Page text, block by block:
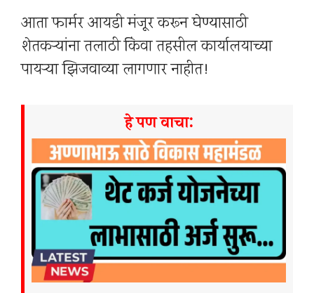
आता फार्मर आयडी मंजूर करून घेण्यासाठी
शेतकऱ्यांना तलाठी किंवा तहसील कार्यालयाच्या
पायऱ्या झिजवाव्या लागणार नाहीत!
हे पण वाचा: